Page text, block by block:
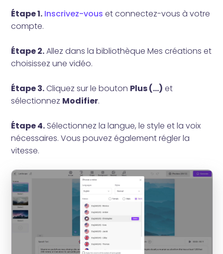
Étape 1. Inscrivez-vous et connectez-vous à votre
compte.
Étape 2.Allez dans la bibliothèque Mes créations et
choisissez une vidéo.
Étape 3.Cliquez sur le bouton Plus (...) et
sélectionnez Modifier.
Étape 4. Sélectionnez la langue, le style et la voix
nécessaires. Vous pouvez également régler la
vitesse.